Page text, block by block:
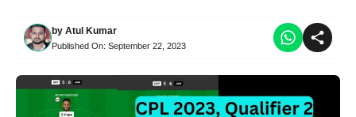
by Atul Kumar
Published On: September 22, 2023